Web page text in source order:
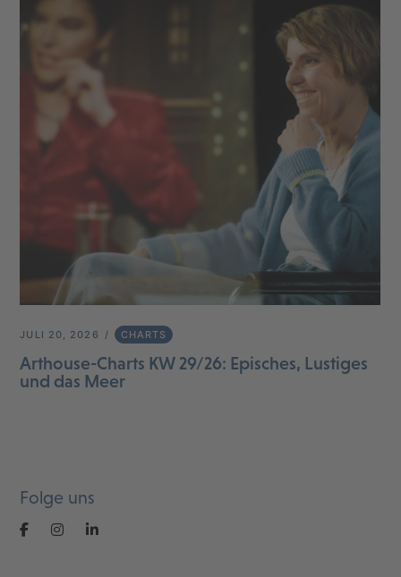
JULI 20, 2026 CHARTS
Arthouse-Charts KW 29/26: Episches, Lustiges
und das Meer
Folge uns